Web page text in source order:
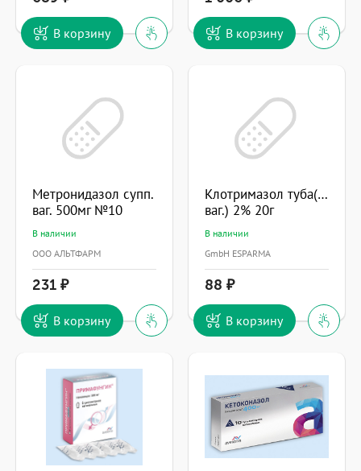
В корзину В корзину
Метронидазол супп.
ваг. 500мг №10
В наличии
ООО АЛЬТФАРМ
231
В корзину
Клотримазол туба(крем
ваг.) 2% 20г
В наличии
GmbH ESPARMA
88
В корзину